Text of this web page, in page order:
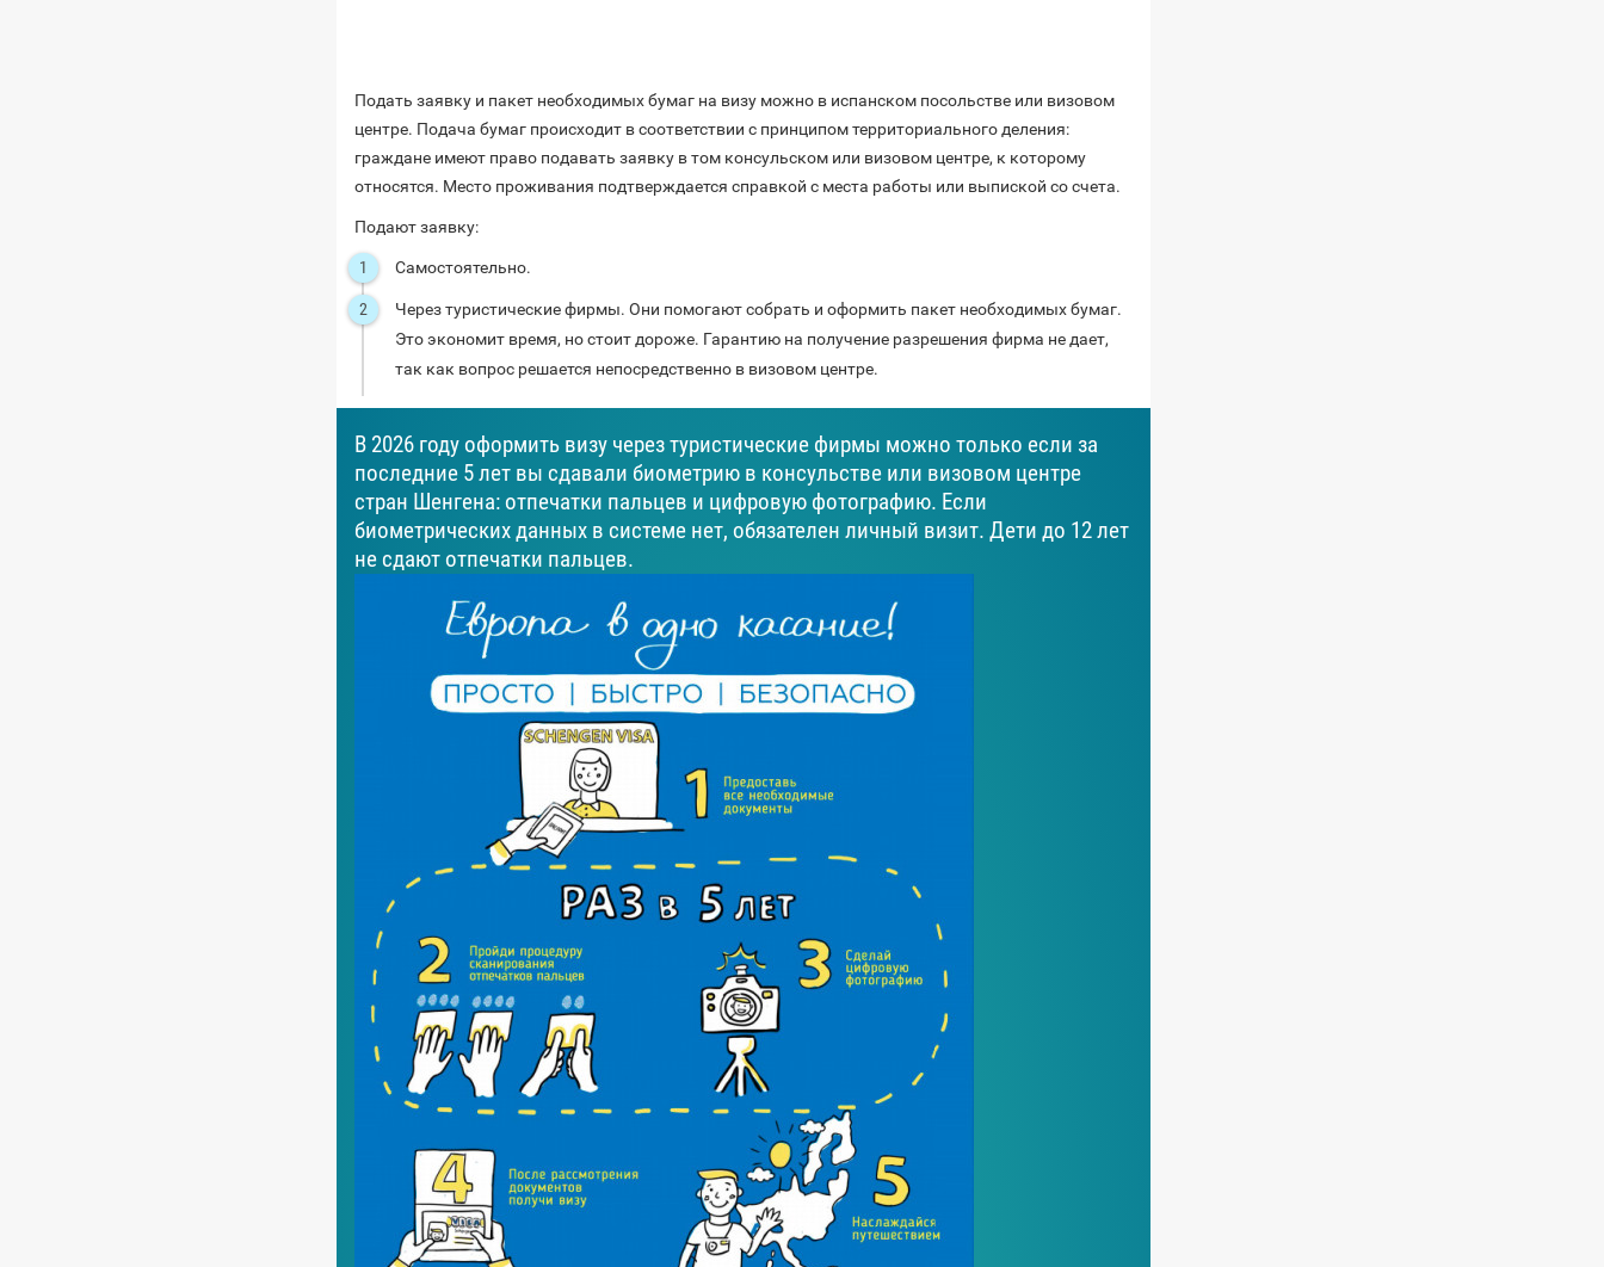
Подать заявку и пакет необходимых бумаг на визу можно в испанском посольстве или визовом
центре. Подача бумаг происходит в соответствии с принципом территориального деления:
граждане имеют право подавать заявку в том консульском или визовом центре, к которому
относятся. Место проживания подтверждается справкой с места работы или выпиской со счета.
Подают заявку:
Самостоятельно.
Через туристические фирмы. Они помогают собрать и оформить пакет необходимых бумаг.
Это экономит время, но стоит дороже. Гарантию на получение разрешения фирма не дает,
так как вопрос решается непосредственно в визовом центре.
В 2026 году оформить визу через туристические фирмы можно только если за
последние 5 лет вы сдавали биометрию в консульстве или визовом центре
стран Шенгена: отпечатки пальцев и цифровую фотографию. Если
биометрических данных в системе нет, обязателен личный визит. Дети до 12 лет
не сдают отпечатки пальцев.